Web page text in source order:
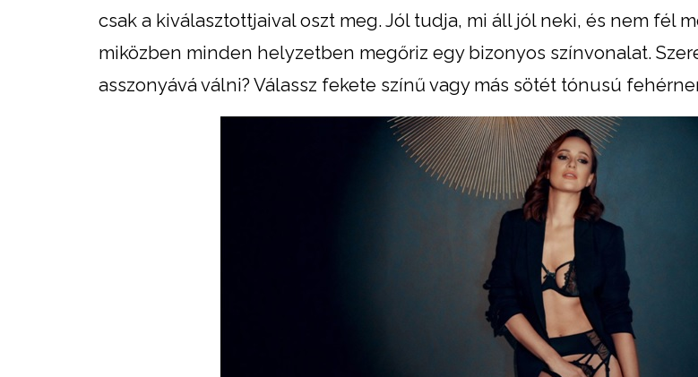
csak a kiválasztottjaival oszt meg. Jól tudja, mi áll jól neki, és nem fél
miközben minden helyzetben megőriz egy bizonyos színvonalat.
asszonyává válni? Válassz fekete színű vagy más sötét tónusú